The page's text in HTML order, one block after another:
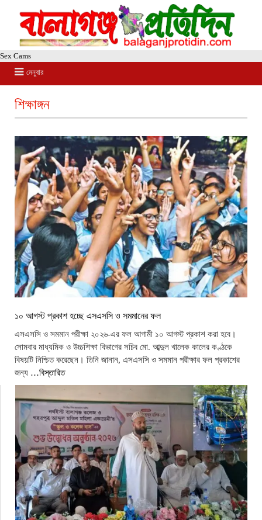
Sex Cams
মেনুবার
শিক্ষাঙ্গন
১০ আগস্ট প্রকাশ হচ্ছে এসএসসি ও সমমানের ফল
এসএসসি ও সমমান পরীক্ষা ২০২৬-এর ফল আগামী ১০ আগস্ট প্রকাশ করা হবে।
সোমবার মাধ্যমিক ও উচ্চশিক্ষা বিভাগের সচিব মো. আব্দুল খালেক কালের কণ্ঠকে
বিষয়টি নিশ্চিত করেছেন। তিনি জানান, এসএসসি ও সমমান পরীক্ষার ফল প্রকাশের
জন্য …বিস্তারিত